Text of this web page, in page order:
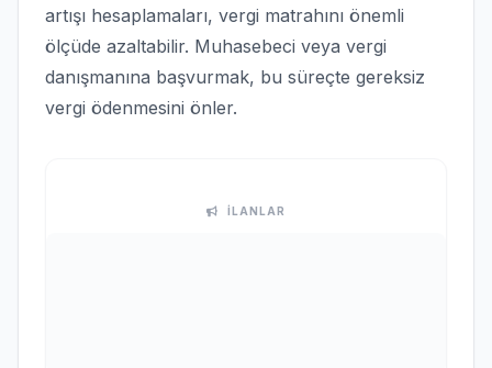
artışı hesaplamaları, vergi matrahını önemli
ölçüde azaltabilir. Muhasebeci veya vergi
danışmanına başvurmak, bu süreçte gereksiz
vergi ödenmesini önler.
İLANLAR